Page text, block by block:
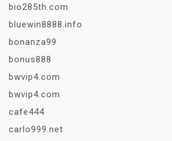
bio285th.com
bluewin8888.info
bonanza99
bonus888
bwvip4.com
bwvip4.com
cafe444
carlo999.net